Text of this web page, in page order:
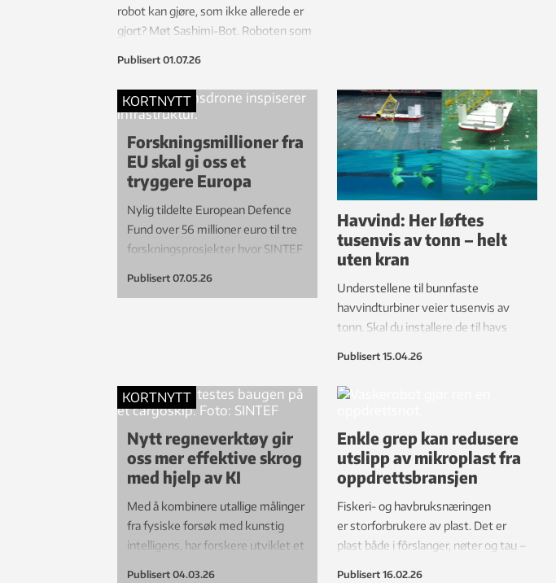
robot kan gjøre, som ikke allerede er
gjort? Møt Sashimi-Bot. Roboten som
å ødelegge dem.
Publisert 01.07.26
KORTNYTT
Forskningsmillioner fra
EU skal gi oss et
tryggere Europa
Nylig tildelte European Defence
Fund over 56 millioner euro til tre
forskningsprosjekter hvor SINTEF
Publisert 07.05.26
Havvind: Her løftes
tusenvis av tonn – helt
uten kran
Understellene til bunnfaste
havvindturbiner veier tusenvis av
tonn. Skal du installere de til havs
testes et helt nytt alternativ.
Publisert 15.04.26
KORTNYTT
Nytt regneverktøy gir
oss mer effektive skrog
med hjelp av KI
Med å kombinere utallige målinger
fra fysiske forsøk med kunstig
intelligens, har forskere utviklet et
Publisert 04.03.26
Enkle grep kan redusere
utslipp av mikroplast fra
oppdrettsbransjen
Fiskeri- og havbruksnæringen
er storforbrukere av plast. Det er
plast både i fôrslanger, nøter og tau –
Publisert 16.02.26